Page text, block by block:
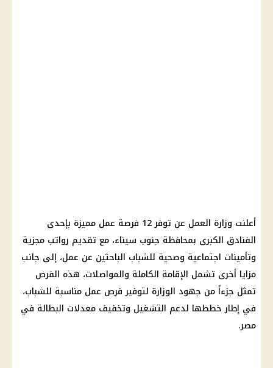
أعلنت وزارة العمل
عن توفر 12 فرصة عمل مميزة بإحدى
الفنادق الكبرى بمحافظة جنوب سيناء، مع تقديم رواتب مجزية
وتأمينات اجتماعية وصحية للشباب الباحثين عن عمل، إلى جانب
مزايا أخرى تشمل الإقامة الكاملة والمواصلات، هذه الفرص
تمثل جزءاً من جهود الوزارة لتوفيرفرص عمل مناسبة للشباب،
في إطار خططها لدعم التشغيل وتخفيف معدلات البطالة في
مصر.